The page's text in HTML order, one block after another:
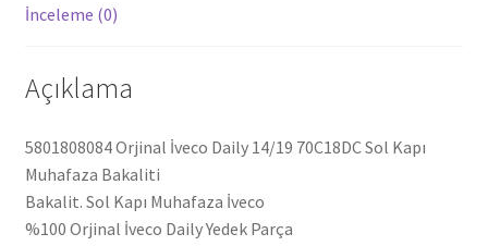
İnceleme (0)
Açıklama
5801808084 Orjinal İveco Daily 14/19 70C18DC Sol Kapı
Muhafaza Bakaliti
Bakalit. Sol Kapı Muhafaza İveco
%100 Orjinal İveco Daily Yedek Parça